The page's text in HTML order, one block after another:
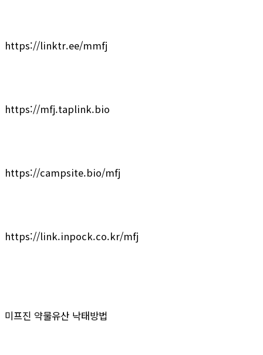
https://linktr.ee/mmfj
https://mfj.taplink.bio
https://campsite.bio/mfj
https://link.inpock.co.kr/mfj
미프진 약물유산 낙태방법